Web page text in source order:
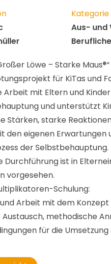
Kategorie
Aus- und
Löwe – Starke
für KiTas und
Arbeit mit Eltern und
und unterstützt
Stärken, starke
den eigenen
der Selbstbehauptung.
Durchführung ist in
vorgesehen.
Schulung:
Arbeit mit dem Konzept
methodische
für die